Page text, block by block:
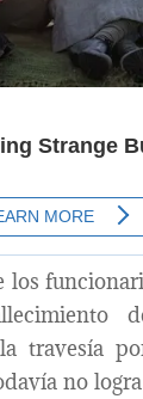
los
travesía
no